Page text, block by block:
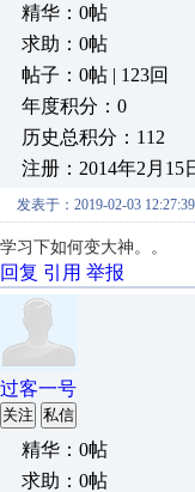
精华：0帖
求助：0帖
帖子：0帖 | 123回
年度积分：0
历史总积分：112
注册：2014年2月15
发表于：2019-02-03 12:27:39
学习下如何变大神。。
回复 引用 举报
过客一号
关注 私信
精华：0帖
求助：0帖